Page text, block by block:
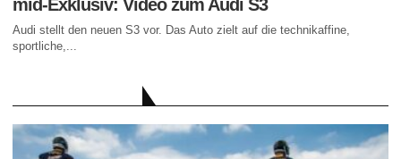
mid-Exklusiv: Video zum Audi S3
Audi stellt den neuen S3 vor. Das Auto zielt auf die technikaffine,
sportliche,...